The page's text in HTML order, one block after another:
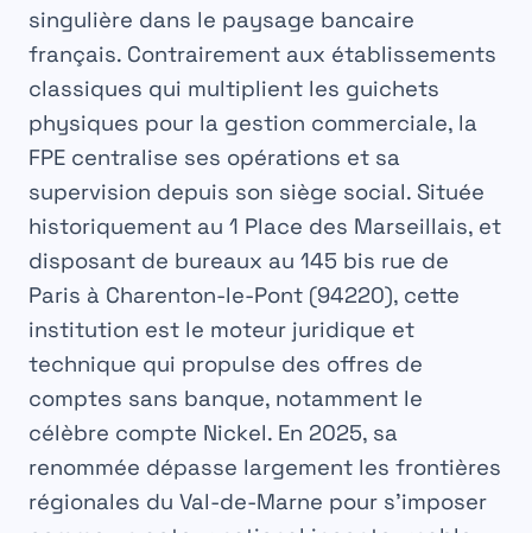
singulière dans le paysage bancaire
français. Contrairement aux établissements
classiques qui multiplient les guichets
physiques pour la gestion commerciale, la
FPE centralise ses opérations et sa
supervision depuis son siège social. Située
historiquement au 1 Place des Marseillais, et
disposant de bureaux au 145 bis rue de
Paris à Charenton-le-Pont (94220), cette
institution est le moteur juridique et
technique qui propulse des offres de
comptes sans banque, notamment le
célèbre compte Nickel. En 2025, sa
renommée dépasse largement les frontières
régionales du Val-de-Marne pour s’imposer